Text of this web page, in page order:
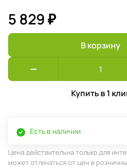
5 829 ₽
В корзину
Купить в 1
Есть в наличии
Цена действительна только для
может отличаться от цен в